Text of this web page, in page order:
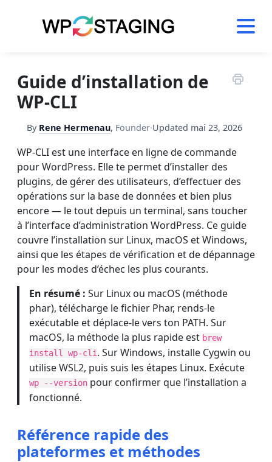
Guide d’installation de
WP-CLI
By Rene Hermenau, Founder·Updated mai 23, 2026
WP-CLI est une interface en ligne de commande
pour WordPress. Elle te permet d’installer des
plugins, de gérer des utilisateurs, d’effectuer des
opérations sur la base de données et bien plus
encore — le tout depuis un terminal, sans toucher
à l’interface d’administration WordPress. Ce guide
couvre l’installation sur Linux, macOS et Windows,
ainsi que les étapes de vérification et de dépannage
pour les modes d’échec les plus courants.
En résumé : Sur Linux ou macOS (méthode
phar), télécharge le fichier Phar, rends-le
exécutable et déplace-le vers ton PATH. Sur
macOS, la méthode la plus rapide est brew
install wp-cli . Sur Windows, installe Cygwin ou
utilise WSL2, puis suis les étapes Linux. Exécute
wp --version pour confirmer que l’installation a
fonctionné.
Référence rapide des
plateformes et méthodes